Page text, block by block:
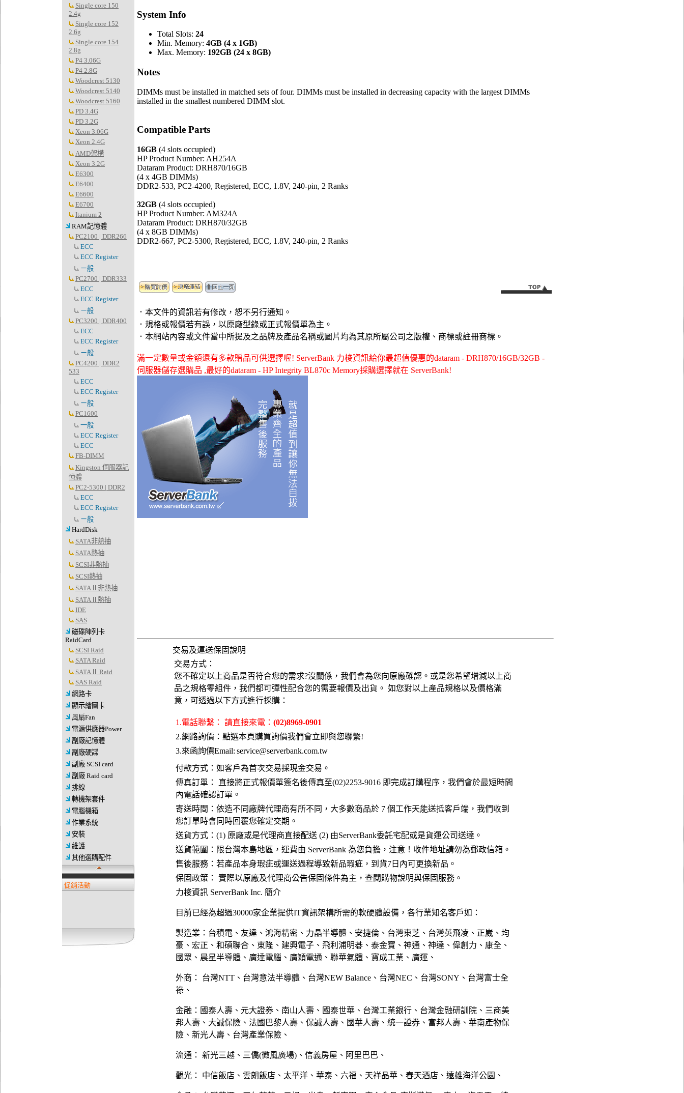
Single core 150
2.4g
Single core 152
2.6g
Single core 154
2.8g
P4 3.06G
P4 2.8G
Woodcrest 5130
Woodcrest 5140
Woodcrest 5160
PD 3.4G
PD 3.2G
Xeon 3.06G
Xeon 2.4G
AMD架構
Xeon 3.2G
E6300
E6400
E6600
E6700
Itanium 2
RAM記憶體
PC2100 | DDR266
ECC
ECC Register
ㄧ般
PC2700 | DDR333
ECC
ECC Register
ㄧ般
PC3200 | DDR400
ECC
ECC Register
ㄧ般
PC4200 | DDR2
533
ECC
ECC Register
ㄧ般
PC1600
一般
ECC Register
ECC
FB-DIMM
Kingston 伺服器記
憶體
PC2-5300 | DDR2
ECC
ECC Register
ㄧ般
HardDisk
SATA非熱抽
SATA熱抽
SCSI非熱抽
SCSI熱抽
SATAⅡ非熱抽
SATAⅡ熱抽
IDE
SAS
磁碟陣列卡
RaidCard
SCSI Raid
SATA Raid
SATAⅡ Raid
SAS Raid
網路卡
顯示繪圖卡
風扇Fan
電源供應器Power
副廠記憶體
副廠硬諜
副廠 SCSI card
副廠 Raid card
排線
轉機架套件
電腦機箱
作業系統
安裝
維護
其他選購配件
促銷活動
System Info
Total Slots: 24
Min. Memory: 4GB (4 x 1GB)
Max. Memory: 192GB (24 x 8GB)
Notes
DIMMs must be installed in matched sets of four. DIMMs must be installed in decreasing capacity with the largest DIMMs
installed in the smallest numbered DIMM slot.
Compatible Parts
16GB (4 slots occupied)
HP Product Number: AH254A
Dataram Product: DRH870/16GB
(4 x 4GB DIMMs)
DDR2-533, PC2-4200, Registered, ECC, 1.8V, 240-pin, 2 Ranks
32GB (4 slots occupied)
HP Product Number: AM324A
Dataram Product: DRH870/32GB
(4 x 8GB DIMMs)
DDR2-667, PC2-5300, Registered, ECC, 1.8V, 240-pin, 2 Ranks
．本文件的資訊若有修改，恕不另行通知。
．規格或報價若有誤，以原廠型錄或正式報價單為主。
．本網站內容或文件當中所提及之品牌及產品名稱或圖片均為其原所屬公司之版權、商標或註冊商標。
滿一定數量或金額還有多款贈品可供選擇喔! ServerBank 力梭資訊給你最超值優惠的dataram - DRH870/16GB/32GB -
伺服器儲存選購品 ,最好的dataram - HP Integrity BL870c Memory採購選擇就在 ServerBank!
交易及運送保固說明
交易方式：
您不確定以上商品是否符合您的需求?沒關係，我們會為您向原廠確認。或是您希望增減以上商
品之規格零組件，我們都可彈性配合您的需要報價及出貨。 如您對以上產品規格以及價格滿
意，可透過以下方式進行採購：
1.電話聯繫： 請直接來電： (02)8969-0901
2.網路詢價：點選本頁購買詢價我們會立即與您聯繫!
3.來函詢價Email: service@serverbank.com.tw
付款方式：如客戶為首次交易採現金交易。
傳真訂單： 直接將正式報價單簽名後傳真至(02)2253-9016 即完成訂購程序，我們會於最短時間
內電話確認訂單。
寄送時間：依造不同廠牌代理商有所不同，大多數商品於 7 個工作天能送抵客戶端，我們收到
您訂單時會同時回覆您確定交期。
送貨方式：(1) 原廠或是代理商直接配送 (2) 由ServerBank委託宅配或是貨運公司送達。
送貨範圍：限台灣本島地區，運費由 ServerBank 為您負擔，注意！收件地址請勿為郵政信箱。
售後服務：若產品本身瑕疵或運送過程導致新品瑕疵，到貨7日內可更換新品。
保固政策： 實際以原廠及代理商公告保固條件為主，查閱購物說明與保固服務。
力梭資訊 ServerBank Inc. 簡介
目前已經為超過30000家企業提供IT資訊架構所需的軟硬體設備，各行業知名客戶如：
製造業：台積電、友達、鴻海精密、力晶半導體、安捷倫、台灣東芝、台灣英飛凌、正崴、均
豪、宏正、和碩聯合、東隆、建興電子、飛利浦明碁、泰金寶、神通、神達、偉創力、康全、
國眾、晨星半導體、廣達電腦、廣穎電通、聯華氣體、寶成工業、廣運、
外商： 台灣NTT、台灣意法半導體、台灣NEW Balance、台灣NEC、台灣SONY、台灣富士全
祿、
金融：國泰人壽、元大證券、南山人壽、國泰世華、台灣工業銀行、台灣金融研訓院、三商美
邦人壽、大誠保險、法國巴黎人壽、保誠人壽、國華人壽、統一證券、富邦人壽、華南產物保
險、新光人壽、台灣產業保險、
流通： 新光三越、三僑(微風廣場)、信義房屋、阿里巴巴、
觀光： 中信飯店、雲朗飯店、太平洋、華泰、六福、天祥晶華、春天酒店、遠雄海洋公園、